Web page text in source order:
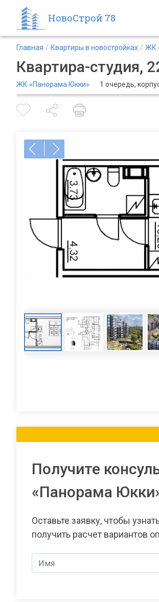
НовоСтрой 78
Главная Квартиры в новостройках ЖК
Квартира-студия,
ЖК «Панорама Юкки» 1 очередь,
Получите
«Панорама
Оставьте заявку, чтобы
получить расчет вариантов